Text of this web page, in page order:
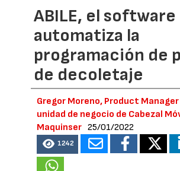
ABILE, el software
automatiza la
programación de
de decoletaje
Gregor Moreno, Product Manager
unidad de negocio de Cabezal
Maquinser 25/01/2022
1242